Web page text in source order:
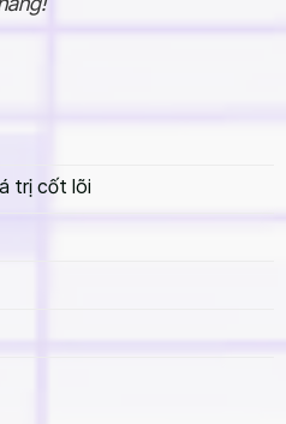
phòng làm việc thêm sang
đơn vị đồng hành trong thi
kiểu dáng, mẫu mã
Long luôn cập nhật
thị trường, luôn đảm bảo
bạn liên hệ với nhà máy,
nhất.
trị cốt lõi